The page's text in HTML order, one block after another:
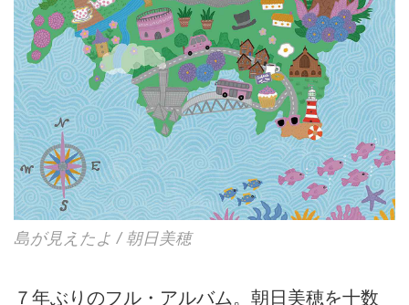
島が見えたよ / 朝日美穂
７年ぶりのフル・アルバム。朝日美穂を十数